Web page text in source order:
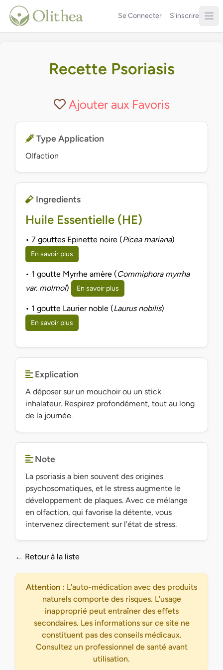
Se Connecter S'inscrire
Recette Psoriasis
Ajouter aux Favoris
Type Application
Olfaction
Ingredients
Huile Essentielle (HE)
• 7 gouttes Epinette noire (Picea mariana)
En savoir plus
• 1 goutte Myrrhe amère (Commiphora myrrha
var. molmol) En savoir plus
• 1 goutte Laurier noble (Laurus nobilis)
En savoir plus
Explication
A déposer sur un mouchoir ou un stick
inhalateur. Respirez profondément, tout au long
de la journée.
Note
La psoriasis a bien souvent des origines
psychosomatiques, et le stress augmente le
développement de plaques. Avec ce mélange
en olfaction, qui favorise la détente, vous
intervenez directement sur l'état de stress.
← Retour à la liste
Attention : L'auto-médication avec des produits
naturels comporte des risques. L'usage
inapproprié peut entraîner des effets
secondaires. Les informations sur ce site ne
constituent pas des conseils médicaux.
Consultez un professionnel de santé avant
utilisation.